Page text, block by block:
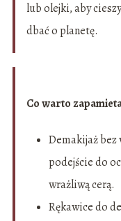
lub olejki, aby
dbać o planetę.
Co warto
Demakijaż
podejście do
wrażliwą cerą.
Rękawice do